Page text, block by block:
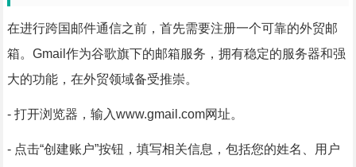
在进行跨国邮件通信之前，首先需要注册一个可靠的外贸邮
箱。Gmail作为谷歌旗下的邮箱服务，拥有稳定的服务器和强
大的功能，在外贸领域备受推崇。
- 打开浏览器，输入www.gmail.com网址。
- 点击“创建账户”按钮，填写相关信息，包括您的姓名、用户